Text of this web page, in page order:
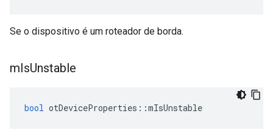
Se o dispositivo é um roteador de borda.
mIsUnstable
bool otDeviceProperties ::mIsUnstable